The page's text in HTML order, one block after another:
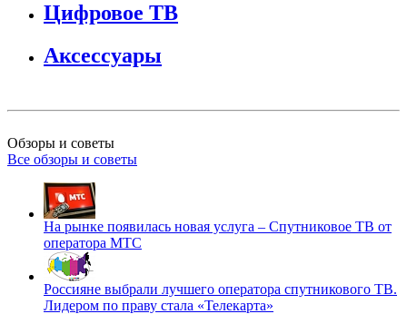
Цифровое ТВ
Аксессуары
Обзоры и советы
Все обзоры и советы
На рынке появилась новая услуга – Спутниковое ТВ от
оператора МТС
Россияне выбрали лучшего оператора спутникового ТВ.
Лидером по праву стала «Телекарта»